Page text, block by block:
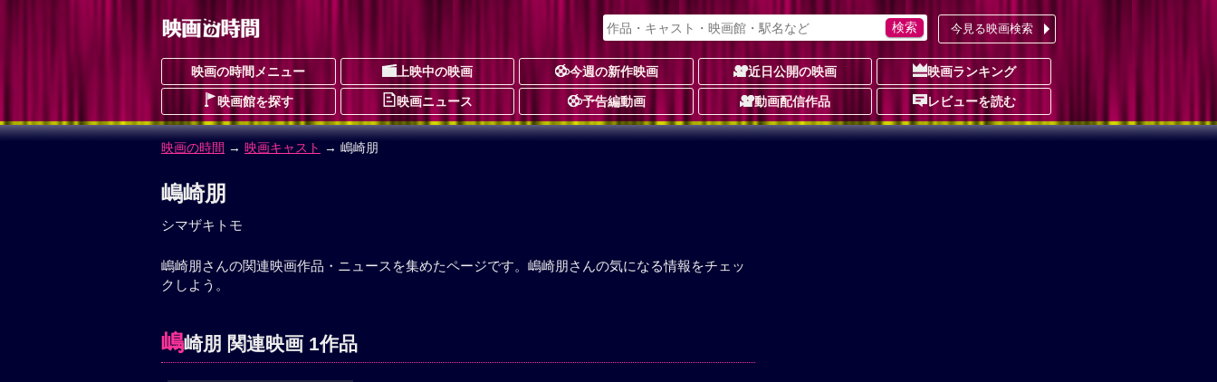
今見る映画検索
映画の時間メニュー 上映中の映画 今週の新作映画 近日公開の映画 映画ランキング
映画館を探す 映画ニュース 予告編動画 動画配信作品 レビューを読む
映画の時間 → 映画キャスト → 嶋崎朋
嶋崎朋
シマザキトモ
嶋崎朋さんの関連映画作品・ニュースを集めたページです。嶋崎朋さんの気になる情報をチェッ
クしよう。
嶋崎朋 関連映画 1作品